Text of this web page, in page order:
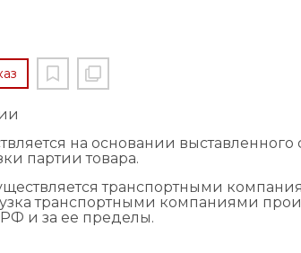
на основании выставленного
партии товара.
транспортными
транспортными компаниями
и за ее пределы.